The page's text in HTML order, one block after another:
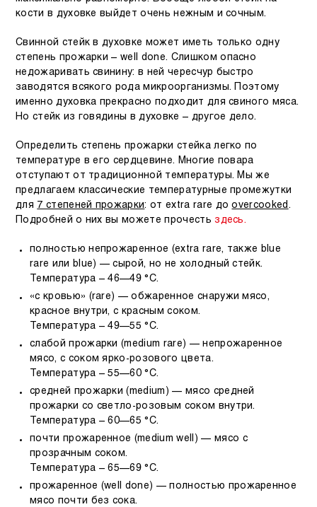
кости в духовке выйдет очень нежным и сочным.
Свинной стейк в духовке может иметь только одну
степень прожарки –well done. Слишком опасно
недожаривать свинину: в ней чересчур быстро
заводятся всякого рода микроорганизмы. Поэтому
именно духовка прекрасно подходит для свиного мяса.
Но стейк из говядины в духовке – другое дело.
Определить степень прожарки стейка легко по
температуре в его сердцевине. Многие повара
отступают от традиционной температуры. Мы же
предлагаем классические температурные промежутки
для 7 степеней прожарки: от extra rare доovercooked .
Подробней о них вы можете прочестьздесь.
полностью непрожаренное (extra rare, также
blue
rare или blue) — сырой, но не холодный стейк.
Температура – 46—49 °C.
«с кровью» (rare) — обжаренное снаружи мясо,
красное внутри, с красным соком.
Температура – 49—55 °C.
слабой прожарки (medium rare) — непрожаренное
мясо, с соком ярко-розового цвета.
Температура – 55—60 °C.
средней прожарки (medium ) — мясо средней
прожарки со светло-розовым соком внутри.
Температура – 60—65 °C.
почти прожаренное (medium well
) — мясо с
прозрачным соком.
Температура – 65—69 °C.
прожаренное (well done) — полностью прожаренное
мясо почти без сока.